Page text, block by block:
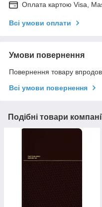
Оплата картою Visa,
Всі умови оплати
Умови повернення
Повернення товару
Всі умови повернення
Подібні товари